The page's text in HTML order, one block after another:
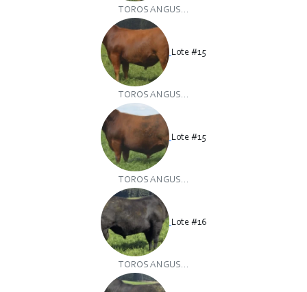
TOROS ANGUS...
Lote #15
TOROS ANGUS...
Lote #15
TOROS ANGUS...
Lote #16
TOROS ANGUS...